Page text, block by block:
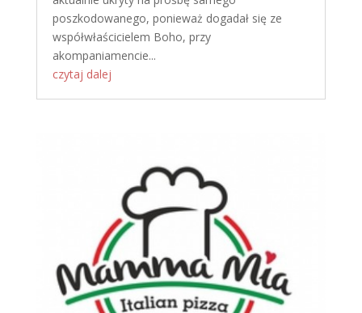
poszkodowanego, ponieważ dogadał się ze
współwłaścicielem Boho, przy
akompaniamencie...
czytaj dalej